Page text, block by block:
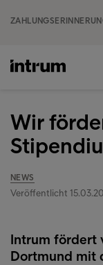
Wir
NEWS
Veröffentlicht
Intrum fördert
Dortmund mit